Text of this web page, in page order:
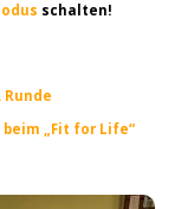
schalten!
„Fit for Life“